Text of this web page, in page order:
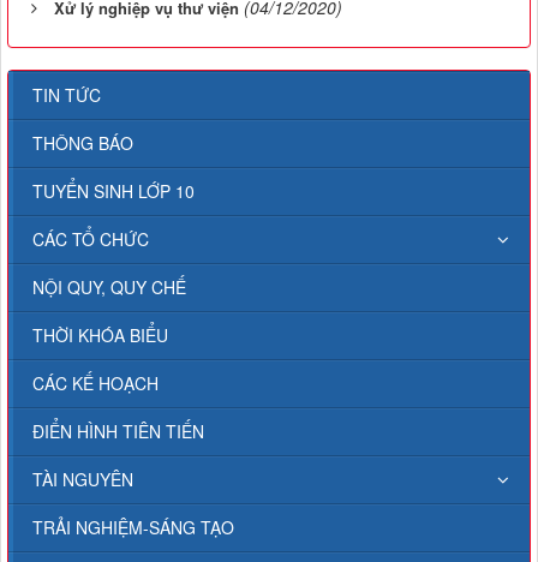
Xử lý nghiệp vụ thư viện (04/12/2020)
TIN TỨC
THÔNG BÁO
TUYỂN SINH LỚP 10
CÁC TỔ CHỨC
NỘI QUY, QUY CHẾ
THỜI KHÓA BIỂU
CÁC KẾ HOẠCH
ĐIỂN HÌNH TIÊN TIẾN
TÀI NGUYÊN
TRẢI NGHIỆM-SÁNG TẠO